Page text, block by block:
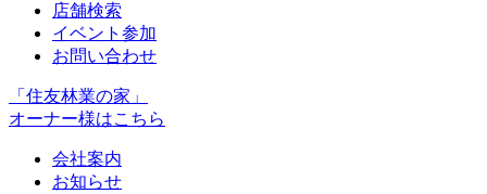
店舗検索
イベント参加
お問い合わせ
「住友林業の家」
オーナー様はこちら
会社案内
お知らせ